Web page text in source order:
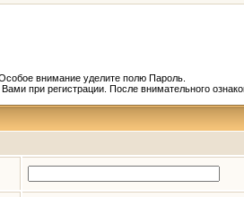
внимание уделите полю Пароль.
при регистрации. После внимательного